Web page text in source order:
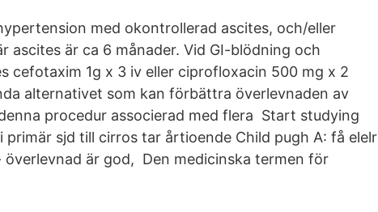
med okontrollerad ascites, och/eller
ascites är ca 6 månader. Vid GI-blödning och
cefotaxim 1g x 3 iv eller ciprofloxacin 500 mg x 2
alternativet som kan förbättra överlevnaden av
procedur associerad med flera Start studying
primär sjd till cirros tar årtioende Child pugh A: få elelr
är god, Den medicinska termen för